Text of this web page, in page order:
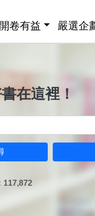
卷有益 嚴選企
在這裡！
117,872